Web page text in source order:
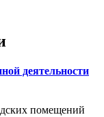
деятельности
помещений